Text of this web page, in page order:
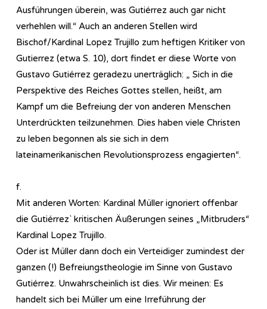
Ausführungen überein, was Gutiérrez auch gar nicht
verhehlen will.“ Auch an anderen Stellen wird
Bischof/Kardinal Lopez Trujillo zum heftigen Kritiker von
Gutierrez (etwa S. 10), dort findet er diese Worte von
Gustavo Gutiérrez geradezu unerträglich: „ Sich in die
Perspektive des Reiches Gottes stellen, heißt, am
Kampf um die Befreiung der von anderen Menschen
Unterdrückten teilzunehmen. Dies haben viele Christen
zu leben begonnen als sie sich in dem
lateinamerikanischen Revolutionsprozess engagierten“.
f.
Mit anderen Worten: Kardinal Müller ignoriert offenbar
die Gutiérrez` kritischen Äußerungen seines „Mitbruders“
Kardinal Lopez Trujillo.
Oder ist Müller dann doch ein Verteidiger zumindest der
ganzen (!) Befreiungstheologie im Sinne von Gustavo
Gutiérrez. Unwahrscheinlich ist dies. Wir meinen: Es
handelt sich bei Müller um eine Irreführung der